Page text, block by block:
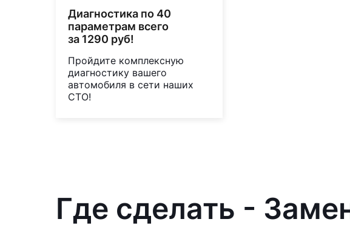
Диагностика по 40
параметрам всего
за 1290 руб!
Пройдите комплексную
диагностику вашего
автомобиля в сети наших
СТО!
Где сделать -